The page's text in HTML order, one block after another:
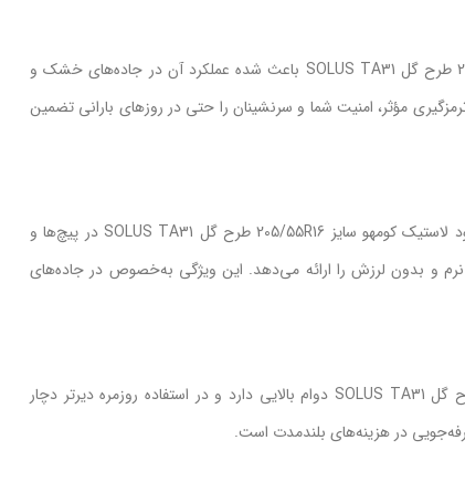
ترکیب سیلیکای پیشرفته در ساختار لاستیک کومهو سایز 205/55R16 طرح گل SOLUS TA31 باعث شده عملکرد آن در جاده‌های خشک و
مؤثر، امنیت شما و سرنشینان را حتی در روزهای بارانی تضمین
طرح آج متقارن به‌علاوه بلوک‌های مرکزی تقویت‌شده باعث می‌شود لاستیک کومهو سایز 205/55R16 طرح گل SOLUS TA31 در پیچ‌ها و
نرم و بدون لرزش را ارائه می‌دهد. این ویژگی به‌خصوص در جاده‌های
با شاخص سایش حدود 500، لاستیک کومهو سایز 205/55R16 طرح گل SOLUS TA31 دوام بالایی دارد و در استفاده روزمره دیرتر دچار
در هزینه‌های بلندمدت است.